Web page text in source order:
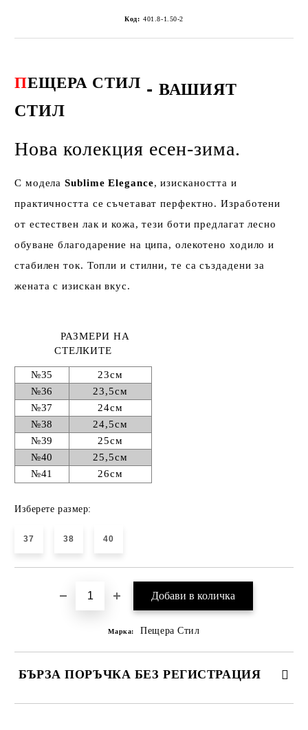
Код: 401.8-1.50-2
ПЕЩЕРА СТИЛ - ВАШИЯТ
СТИЛ
Нова колекция есен-зима.
С моделаSublime Elegance, изискаността и
практичността се съчетават перфектно. Изработени
от естествен лак и кожа, тези боти предлагат лесно
обуване благодарение на ципа, олекотено ходило и
стабилен ток. Топли и стилни, те са създадени за
жената с изискан вкус.
РАЗМЕРИ НА
СТЕЛКИТЕ
№35
23см
№36
23,5см
№37
24см
№38
24,5см
№39
25см
№40
25,5см
№41
26см
Изберете размер:
37 38 40
Марка: Пещера Стил
БЪРЗА ПОРЪЧКА БЕЗ РЕГИСТРАЦИЯ